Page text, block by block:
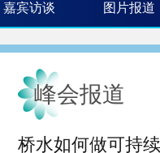
嘉宾访谈 图片报道
峰会报道
桥水如何做可持